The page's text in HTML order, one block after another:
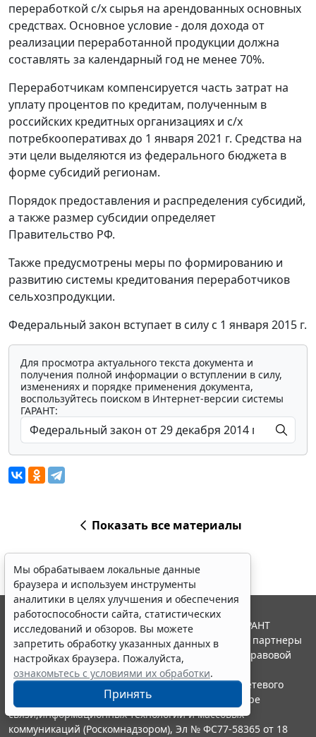
переработкой с/х сырья на арендованных основных
средствах. Основное условие - доля дохода от
реализации переработанной продукции должна
составлять за календарный год не менее 70%.
Переработчикам компенсируется часть затрат на
уплату процентов по кредитам, полученным в
российских кредитных организациях и с/х
потребкооперативах до 1 января 2021 г. Средства на
эти цели выделяются из федерального бюджета в
форме субсидий регионам.
Порядок предоставления и распределения субсидий,
а также размер субсидии определяет
Правительство РФ.
Также предусмотрены меры по формированию и
развитию системы кредитования переработчиков
сельхозпродукции.
Федеральный закон вступает в силу с 1 января 2015 г.
Для просмотра актуального текста документа и
получения полной информации о вступлении в силу,
изменениях и порядке применения документа,
воспользуйтесь поиском в Интернет-версии системы
ГАРАНТ:
Показать все материалы
Мы обрабатываем локальные данные
браузера и используем инструменты
аналитики в целях улучшения и обеспечения
работоспособности сайта, статистических
исследований и обзоров. Вы можете
запретить обработку указанных данных в
настройках браузера. Пожалуйста,
ознакомьтесь с условиями их обработки.
Принять
© ООО "НПП "ГАРАНТ-СЕРВИС", 2026. Система ГАРАНТ
выпускается с 1990 года. Компания "Гарант" и ее партнеры
являются участниками Российской ассоциации правовой
информации ГАРАНТ.
Портал ГАРАНТ.РУ зарегистрирован в качестве сетевого
издания Федеральной службой по надзору в сфере
связи,информационных технологий и массовых
коммуникаций (Роскомнадзором), Эл № ФС77-58365 от 18